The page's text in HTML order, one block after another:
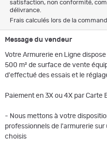
satisfaction, non conformité,
délivrance.
Frais calculés lors de la
Message du vendeur
Votre Armurerie en Ligne
500 m² de surface de vente
d'effectué des essais et le
Paiement en 3X ou 4X par Carte
- Nous mettons à votre
professionnels de l'armurerie
choisis